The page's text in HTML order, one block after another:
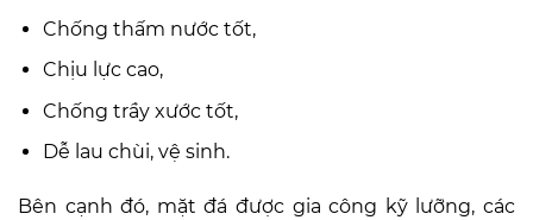
Chống thấm nước tốt,
Chịu lực cao,
Chống trầy xước tốt,
Dễ lau chùi, vệ sinh.
Bên cạnh đó, mặt đá được gia công kỹ lưỡng, các